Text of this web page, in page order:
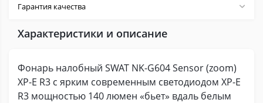
Гарантия качества
Характеристики и описание
Фонарь налобный SWAT NK-G604 Sensor (zoom)
XP-E R3 с ярким современным светодиодом XP-E
R3 мощностью 140 люмен «бьет» вдаль белым